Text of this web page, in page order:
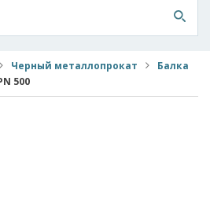
Черный металлопрокат
Балка
500